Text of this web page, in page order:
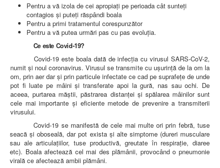
LABORATOARE
LABORATOR DE ANALIZE MEDICALE
LABORATOR DE RADIOLOGIE ŞI IMAGISTICĂ
MEDICALĂ
APARAT FUNCŢIONAL
DISPENSAR DE PNEUMOFTIZIOLOGIE (TBC)
AMBULATORIU INTEGRAT
CABINET PNEUMOLGIE
AMBULATOR BOLI INFECŢIOASE
AMBULATOR OBSTETRICĂ GINECOLOGIE
AMBULATOR CHIRURGIE
AMBULATOR ORTOPEDIE ȘI TRAUMATOLOGIE
AMBULATOR MEDICINĂ INTERNĂ
AMBULATOR NEUROLOGIE
AMBULATOR PEDIATRIE
AMBULATOR ÎNGRIJIRI PALIATIVE
Pentru a vă izola de cei apropiați pe perioada cât sunteți
contagios și puteți răspândi boala
Pentru a primi tratamentul corespunzător
Pentru a vă putea urmări pas cu pas evoluția.
Ce este Covid-19?
Covid-19 este boala dată de infecția cu virusul SARS-CoV-2,
numit și noul coronavirus. Virusul se transmite cu ușurință de la om la
om, prin aer dar și prin particule infectate ce cad pe suprafețe de unde
pot fi luate pe mâini și transferate apoi la gură, nas sau ochi. De
aceea, purtarea măștii, păstrarea distanței și spălarea mâinilor sunt
cele mai importante și eficiente metode de prevenire a transmiterii
virusului.
Covid-19 se manifestă de cele mai multe ori prin febră, tuse
seacă și oboseală, dar pot exista și alte simptome (dureri musculare
sau ale articulațiilor, tuse productivă, greutate în respirație, diaree
etc). Boala afectează cel mai des plămânii, provocând o pneumonie
virală ce afectează ambii plămâni.